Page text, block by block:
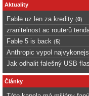
Aktuality
Fable uz len za kredity (0)
zranitelnost ac routerů
Fable 5 is back (5)
Anthropic vypol
Jak odhalit falešný USB
Články